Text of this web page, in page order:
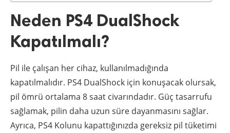
Neden PS4 DualShock
Kapatılmalı?
Pil ile çalışan her cihaz, kullanılmadığında
kapatılmalıdır. PS4 DualShock için konuşacak olursak,
pil ömrü ortalama 8 saat civarındadır. Güç tasarrufu
sağlamak, pilin daha uzun süre dayanmasını sağlar.
Ayrıca, PS4 Kolunu kapattığınızda gereksiz pil tüketimi